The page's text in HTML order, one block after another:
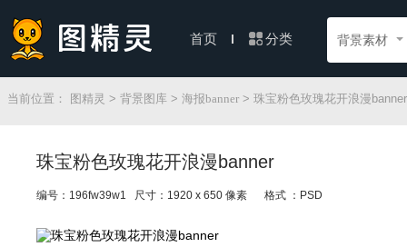
首页 分类 背景素材
当前位置： 图精灵 > 背景图库 > 海报banner > 珠宝粉色玫瑰花开浪漫banner
珠宝粉色玫瑰花开浪漫banner
编号：196fw39w1 尺寸：1920 x 650 像素 格式 ：PSD